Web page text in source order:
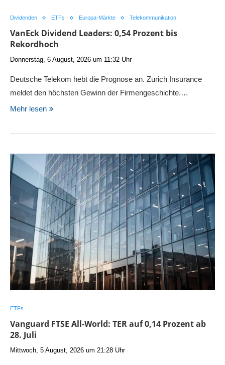
Dividenden ETFs Europa-Märkte Telekommunikation
VanEck Dividend Leaders: 0,54 Prozent bis
Rekordhoch
Donnerstag, 6 August, 2026 um 11:32 Uhr
Deutsche Telekom hebt die Prognose an. Zurich Insurance
meldet den höchsten Gewinn der Firmengeschichte.…
Mehr lesen
ETFs
Vanguard FTSE All-World: TER auf 0,14 Prozent ab
28. Juli
Mittwoch, 5 August, 2026 um 21:28 Uhr